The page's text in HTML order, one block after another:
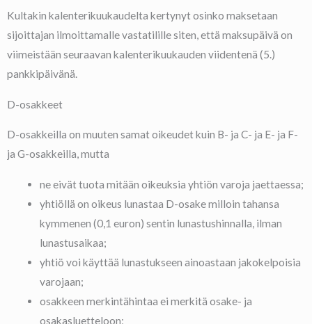
Kultakin kalenterikuukaudelta kertynyt osinko maksetaan
sijoittajan ilmoittamalle vastatilille siten, että maksupäivä on
viimeistään seuraavan kalenterikuukauden viidentenä (5.)
pankkipäivänä.
D-osakkeet
D-osakkeilla on muuten samat oikeudet kuin B- ja C- ja E- ja F-
ja G-osakkeilla, mutta
ne eivät tuota mitään oikeuksia yhtiön varoja jaettaessa;
yhtiöllä on oikeus lunastaa D-osake milloin tahansa
kymmenen (0,1 euron) sentin lunastushinnalla, ilman
lunastusaikaa;
yhtiö voi käyttää lunastukseen ainoastaan jakokelpoisia
varojaan;
osakkeen merkintähintaa ei merkitä osake- ja
osakasluetteloon;